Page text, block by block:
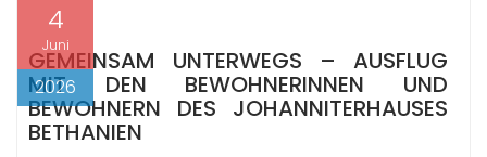
4
Juni
2026
GEMEINSAM UNTERWEGS – AUSFLUG
MIT DEN BEWOHNERINNEN UND
BEWOHNERN DES JOHANNITERHAUSES
BETHANIEN